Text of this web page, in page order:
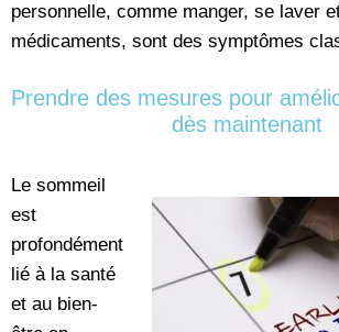
personnelle, comme manger, se laver
médicaments, sont des symptômes
Prendre des mesures pour
dès maintenant
Le sommeil
est
profondément
lié à la santé
et au bien-